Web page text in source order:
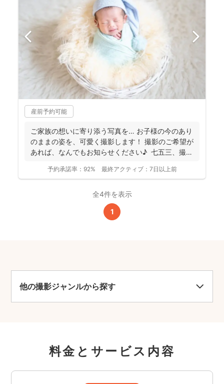
産前予約可能
ご家族の想いに寄り添う写真を… お子様の今のあり
のままの姿を、可愛く撮影します！ 撮影のご希望が
あれば、なんでもお知らせください♪ 七五三、撮
予約承諾率： 92% 最終アクティブ： 7日以上前
全4件を表示
1
他の撮影ジャンルから探す
料金とサービス内容